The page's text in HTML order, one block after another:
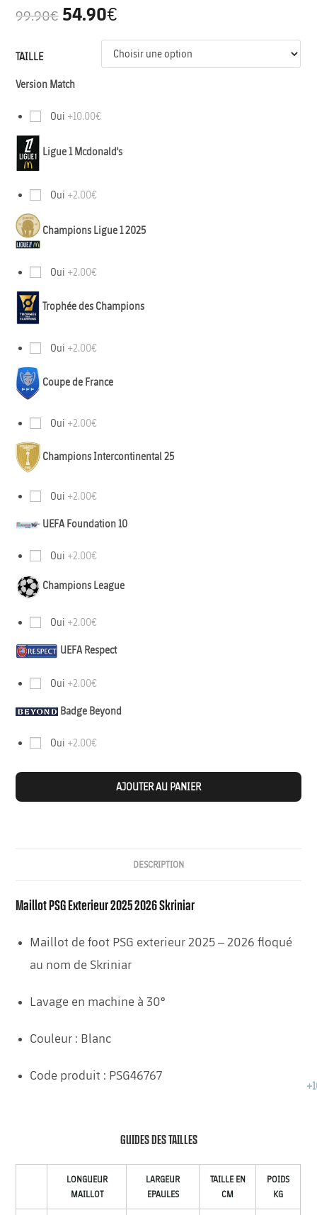
99.90€ 54.90€
TAILLE
Version Match
Oui +10.00€
Ligue 1 Mcdonald's
Oui +2.00€
Champions Ligue 1 2025
Oui +2.00€
Trophée des Champions
Oui +2.00€
Coupe de France
Oui +2.00€
Champions Intercontinental 25
Oui +2.00€
UEFA Foundation 10
Oui +2.00€
Champions League
Oui +2.00€
UEFA Respect
Oui +2.00€
Badge Beyond
Oui +2.00€
AJOUTER AU PANIER
DESCRIPTION
Maillot PSG Exterieur 2025 2026 Skriniar
Maillot de foot PSG exterieur 2025 – 2026 floqué
au nom de Skriniar
Lavage en machine à 30°
Couleur : Blanc
Code produit : PSG46767
GUIDES DES TAILLES
LONGUEUR
MAILLOT
LARGEUR
EPAULES
TAILLE EN
CM
POIDS
KG